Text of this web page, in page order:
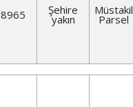
8965 Şehire
yakın
Müstakil
Parsel